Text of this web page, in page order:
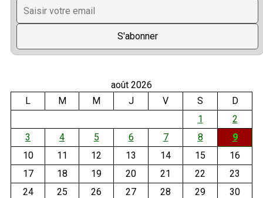
août 2026
L
M M J V S
D
1
2
3
4 5 6 7 8
9
10
11 12 13 14 15
16
17
18 19 20 21 22
23
24
25 26 27 28 29
30